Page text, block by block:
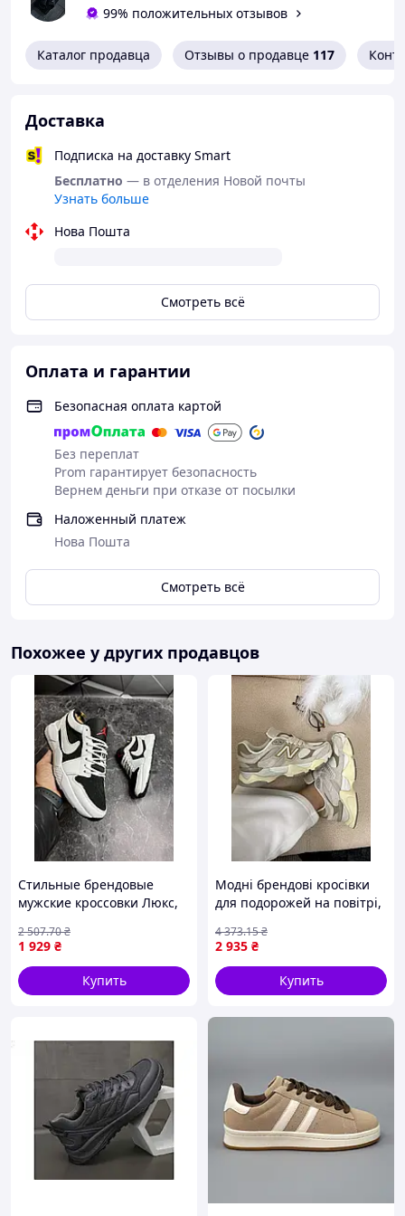
99% положительных отзывов
Каталог продавца Отзывы о продавце 117
Доставка
Подписка на доставку Smart
Бесплатно — в отделения Новой почты
Узнать больше
Нова Пошта
Смотреть всё
Оплата и гарантии
Безопасная оплата картой
Без переплат
Prom гарантирует безопасность
Вернем деньги при отказе от посылки
Наложенный платеж
Нова Пошта
Смотреть всё
Похожее у других продавцов
Стильные брендовые
мужские кроссовки Люкс,
1 929 ₴
2 507.70₴
Купить
Модні брендові кросівки
для подорожей на повітрі,
Brown 36
2 935 ₴
4 373.15₴
Купить